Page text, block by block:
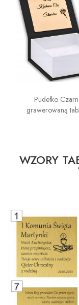
Pudełko
grawerowaną
WZORY